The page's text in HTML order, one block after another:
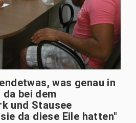
was genau in
bei dem
und Stausee
da diese Eile hatten"